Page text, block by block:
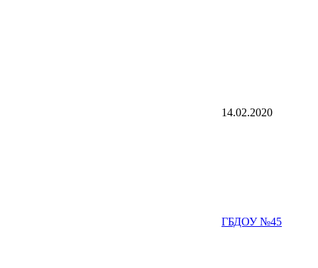
14.02.2020
ГБДОУ №45